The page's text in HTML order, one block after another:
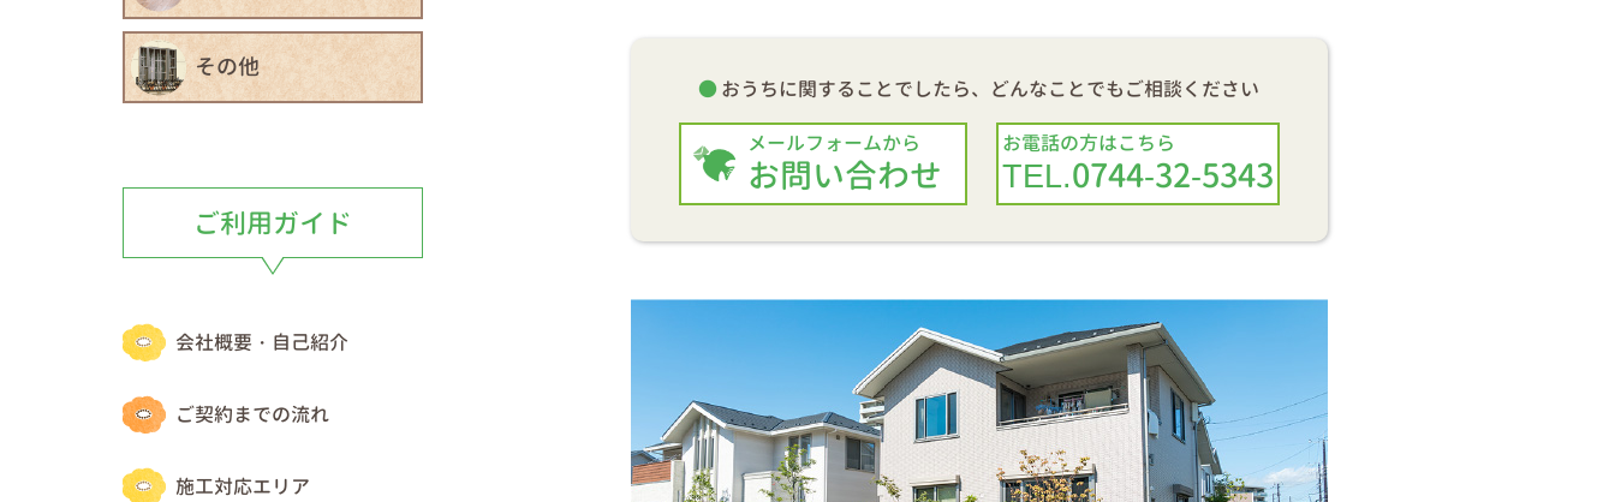
おうちに関することでしたら、 どんなことでもご相談ください
メールフォームから
お問い合わせ
お電話の方はこちら
TEL.0744-32-5343
その他
ご利用ガイド
会社概要・自己紹介
ご契約までの流れ
施工対応エリア